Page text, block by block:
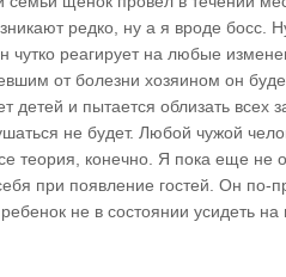
редко, ну а я вроде босс.
чутко реагирует на любые
от болезни хозяином он
детей и пытается облизать
не будет. Любой чужой
теория, конечно. Я пока еще не
при появление гостей. Он
не в состоянии усидеть